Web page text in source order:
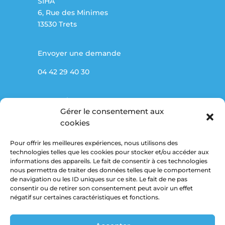
Gérer le consentement aux
cookies
Pour offrir les meilleures expériences, nous utilisons des
technologies telles que les cookies pour stocker et/ou accéder aux
informations des appareils. Le fait de consentir à ces technologies
nous permettra de traiter des données telles que le comportement
de navigation ou les ID uniques sur ce site. Le fait de ne pas
consentir ou de retirer son consentement peut avoir un effet
négatif sur certaines caractéristiques et fonctions.
6, Rue des Minimes
13530 Trets
Envoyer une demande
04 42 29 40 30
Partenaires
Marché public
Mentions légales
Politique de confidentialité
Suivez-nous